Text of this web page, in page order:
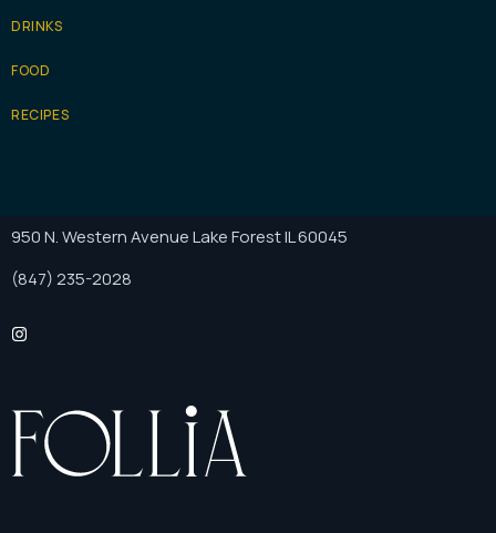
DRINKS
FOOD
RECIPES
950 N. Western Avenue Lake Forest IL 60045
(847) 235-2028